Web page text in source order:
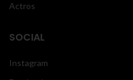
Actros
SOCIAL
Instagram